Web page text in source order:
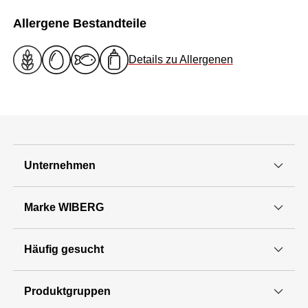
Allergene Bestandteile
Details zu Allergenen
Unternehmen
Marke WIBERG
Häufig gesucht
Produktgruppen